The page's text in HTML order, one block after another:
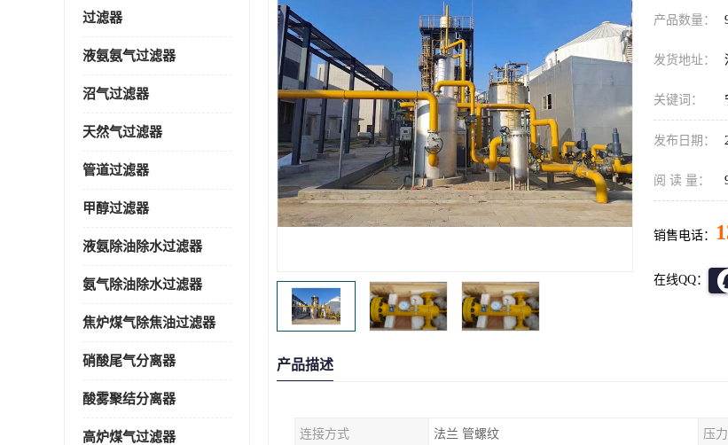
过滤器
液氨氨气过滤器
沼气过滤器
天然气过滤器
管道过滤器
甲醇过滤器
液氨除油除水过滤器
氨气除油除水过滤器
焦炉煤气除焦油过滤器
硝酸尾气分离器
酸雾聚结分离器
高炉煤气过滤器
产品数量：
发货地址：
关键词：
发布日期：
阅 读 量：
销售电话：
在线QQ：
产品描述
连接方式 法兰 管螺纹 压力